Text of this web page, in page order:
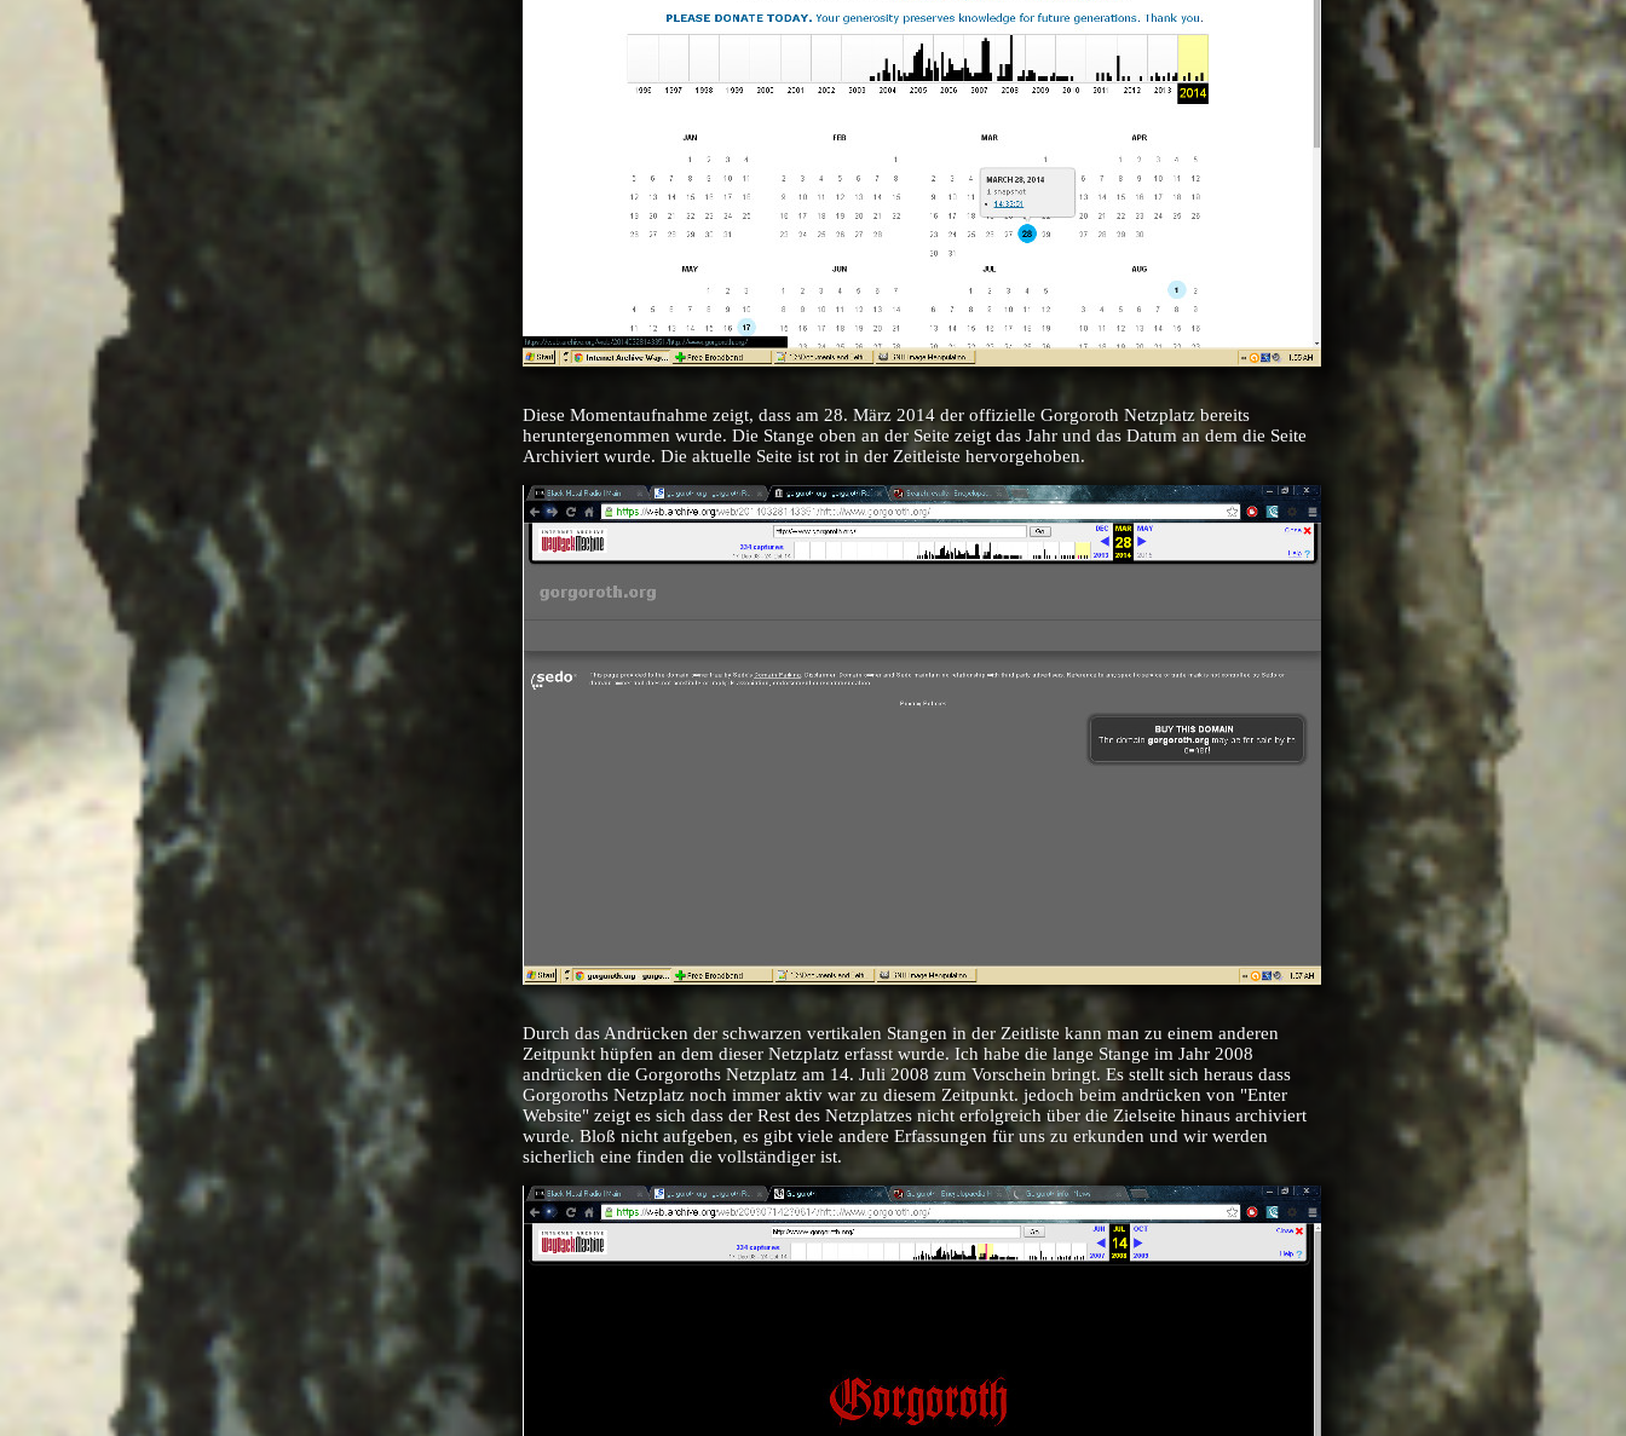
Diese Momentaufnahme zeigt, dass am 28. März 2014 der offizielle Gorgoroth Netzplatz bereits
heruntergenommen wurde. Die Stange oben an der Seite zeigt das Jahr und das Datum an dem die Seite
Archiviert wurde. Die aktuelle Seite ist rot in der Zeitleiste hervorgehoben.
Durch das Andrücken der schwarzen vertikalen Stangen in der Zeitliste kann man zu einem anderen
Zeitpunkt hüpfen an dem dieser Netzplatz erfasst wurde. Ich habe die lange Stange im Jahr 2008
andrücken die Gorgoroths Netzplatz am 14. Juli 2008 zum Vorschein bringt. Es stellt sich heraus dass
Gorgoroths Netzplatz noch immer aktiv war zu diesem Zeitpunkt. jedoch beim andrücken von "Enter
Website" zeigt es sich dass der Rest des Netzplatzes nicht erfolgreich über die Zielseite hinaus archiviert
wurde. Bloß nicht aufgeben, es gibt viele andere Erfassungen für uns zu erkunden und wir werden
sicherlich eine finden die vollständiger ist.